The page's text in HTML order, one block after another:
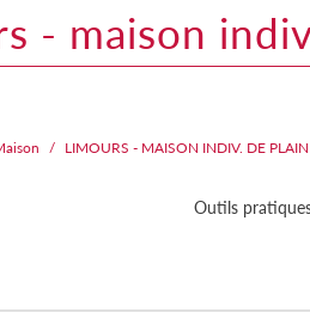
- maison
LIMOURS - MAISON INDIV. DE
Outils